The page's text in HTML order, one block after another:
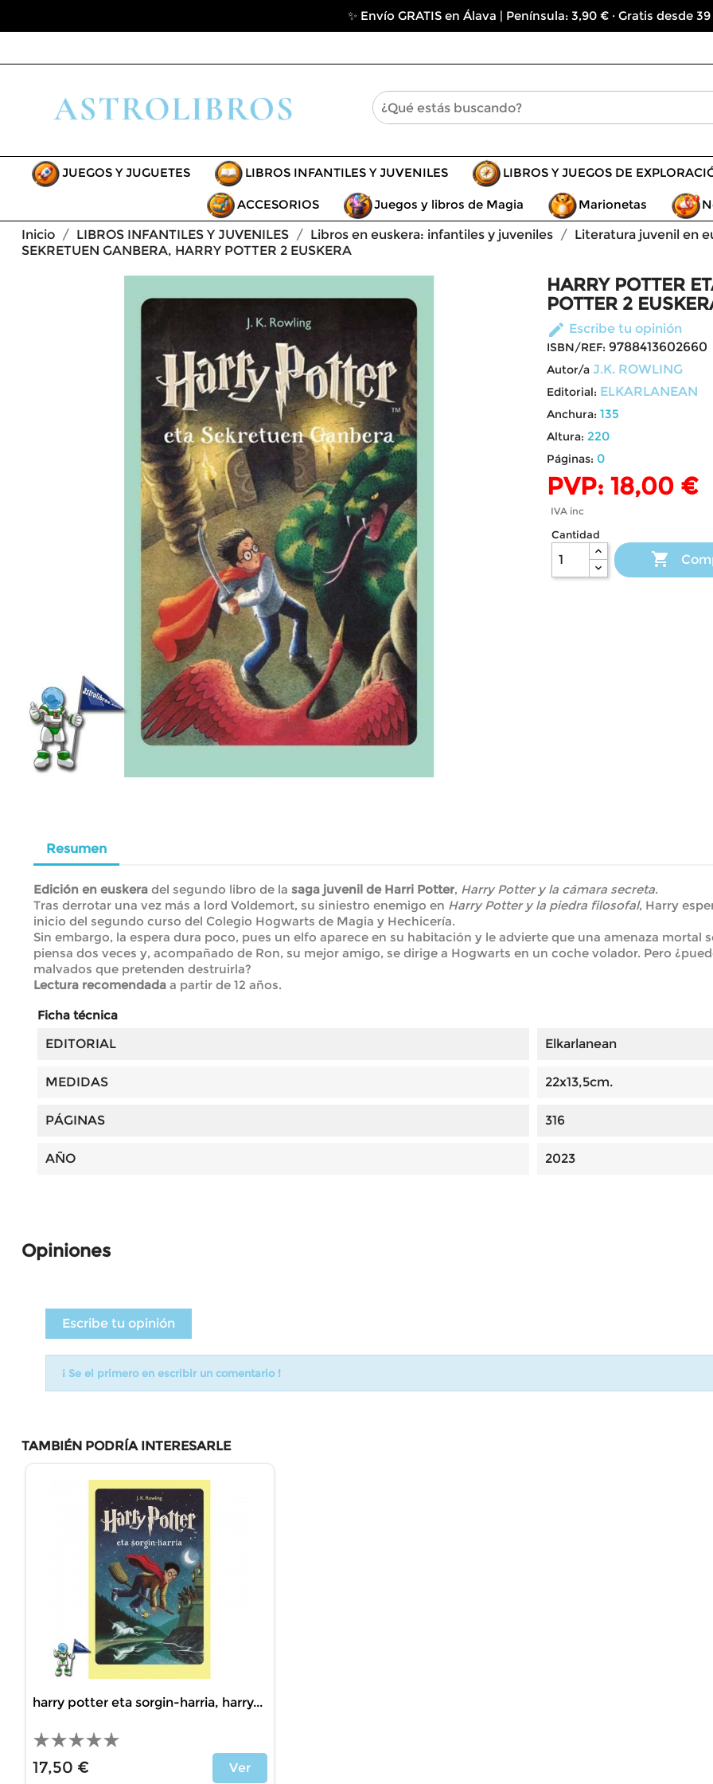
✨ Envío GRATIS en Álava | Península: 3,90 € · Gratis desde
JUEGOS Y JUGUETES LIBROS INFANTILES Y JUVENILES LIBROS Y JUEGOS DE
ACCESORIOS Juegos y libros de Magia Marionetas
Inicio
LIBROS INFANTILES Y JUVENILES Libros en euskera: infantiles y juveniles Literatura juvenil en
SEKRETUEN GANBERA, HARRY POTTER 2 EUSKERA
HARRY POTTER
POTTER 2
edit Escribe tu opinión
ISBN/REF: 9788413602660
Autor/a J.K. ROWLING
Editorial: ELKARLANEAN
Anchura: 135
Altura: 220
Páginas: 0
PVP: 18,00 €
IVA inc
Cantidad

Resumen
Edición en euskera del segundo libro de la saga juvenil de Harri Potter, Harry Potter y la cámara secreta.
Tras derrotar una vez más a lord Voldemort, su siniestro enemigo en Harry Potter y la piedra filosofal, Harry
inicio del segundo curso del Colegio Hogwarts de Magia y Hechicería.
Sin embargo, la espera dura poco, pues un elfo aparece en su habitación y le advierte que una amenaza mortal
piensa dos veces y, acompañado de Ron, su mejor amigo, se dirige a Hogwarts en un coche volador. Pero
malvados que pretenden destruirla?
Lectura recomendada a partir de 12 años.
Ficha técnica
EDITORIAL
Elkarlanean
MEDIDAS 22x13,5cm.
PÁGINAS 316
AÑO 2023
Opiniones
Escribe tu opinión
¡ Se el primero en escribir un comentario !
TAMBIÉN PODRÍA INTERESARLE
harry potter eta sorgin-harria, harry...
17,50 € Ver